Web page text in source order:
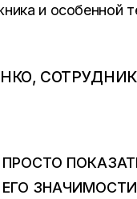
и особенной